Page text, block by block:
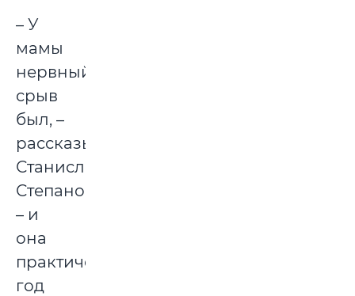
– У
мамы
нервный
срыв
был, –
рассказывает
Станислав
Степанович,
– и
она
практически
год